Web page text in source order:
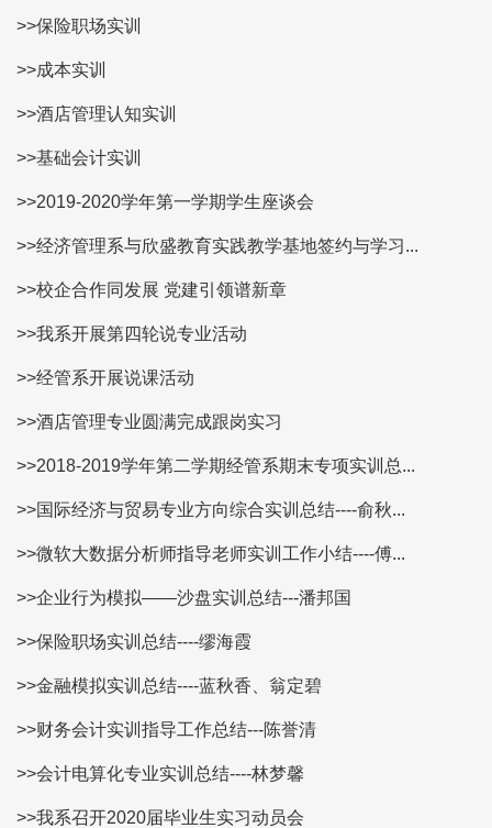
>>保险职场实训
>>成本实训
>>酒店管理认知实训
>>基础会计实训
>>2019-2020学年第一学期学生座谈会
>>经济管理系与欣盛教育实践教学基地签约与学习...
>>校企合作同发展 党建引领谱新章
>>我系开展第四轮说专业活动
>>经管系开展说课活动
>>酒店管理专业圆满完成跟岗实习
>>2018-2019学年第二学期经管系期末专项实训总...
>>国际经济与贸易专业方向综合实训总结----俞秋...
>>微软大数据分析师指导老师实训工作小结----傅...
>>企业行为模拟——沙盘实训总结---潘邦国
>>保险职场实训总结----缪海霞
>>金融模拟实训总结----蓝秋香、翁定碧
>>财务会计实训指导工作总结---陈誉清
>>会计电算化专业实训总结----林梦馨
>>我系召开2020届毕业生实习动员会